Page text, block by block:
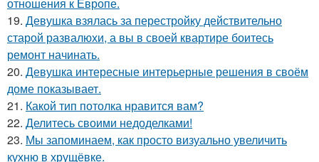
отношения к Европе.
19. Девушка взялась за перестройку действительно
старой развалюхи, а вы в своей квартире боитесь
ремонт начинать.
20. Девушка интересные интерьерные решения в своём
доме показывает.
21. Какой тип потолка нравится вам?
22. Делитесь своими недоделками!
23. Мы запоминаем, как просто визуально увеличить
кухню в хрущёвке.